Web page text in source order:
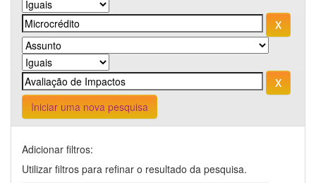
Iniciar uma nova pesquisa
Adicionar filtros:
Utilizar filtros para refinar o resultado da pesquisa.